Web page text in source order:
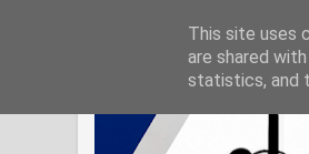
This site uses
are shared
statistics, and